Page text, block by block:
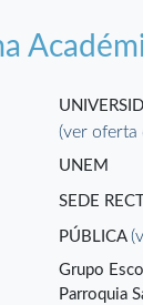
(ver oferta
UNEM
SEDE
PÚBLICA
Grupo
Parroquia